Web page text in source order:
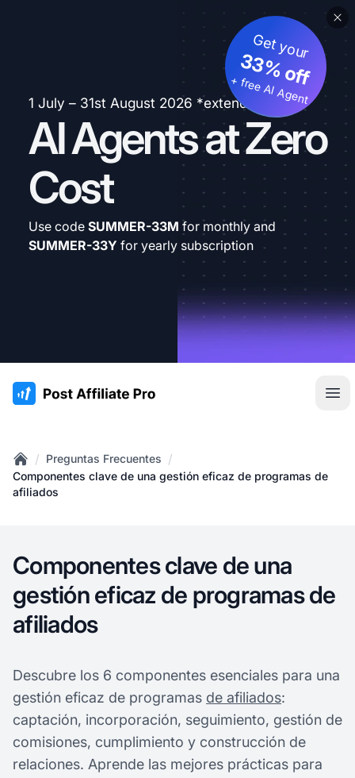
1 July – 31st August 2026 *extended
AI Agents at Zero
Cost
Get your
33% off
+ free AI Agent
Use code SUMMER-33M for monthly and
SUMMER-33Y for yearly subscription
:site.title
Home
/ Preguntas Frecuentes /
Componentes clave de una gestión eficaz de programas de
afiliados
Componentes clave de una
gestión eficaz de programas de
afiliados
Descubre los 6 componentes esenciales para una
gestión eficaz de programas de afiliados:
captación, incorporación, seguimiento, gestión de
comisiones, cumplimiento y construcción de
relaciones. Aprende las mejores prácticas para